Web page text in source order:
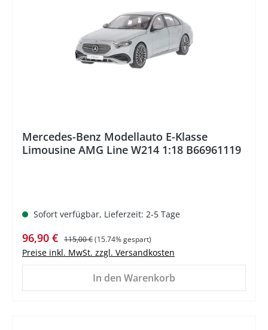
Mercedes-Benz Modellauto E-Klasse
Limousine AMG Line W214 1:18 B66961119
Sofort verfügbar, Lieferzeit: 2-5 Tage
Verkaufspreis:
96,90 € Regulärer Preis:
115,00 €(15.74% gespart)
Preise inkl. MwSt. zzgl. Versandkosten
In den Warenkorb